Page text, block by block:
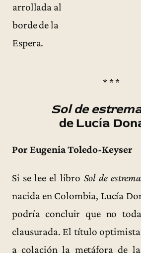
arrollada al
borde de la
Espera.
* * *
Sol de
de Lucía
Por Eugenia Toledo-Keyser
Si se lee el libro Sol de
nacida en Colombia, Lucía
podría concluir que no toda
clausurada. El título
a colación la metáfora de